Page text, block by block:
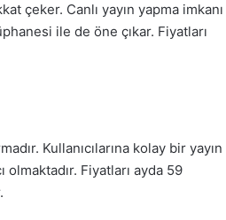
çeker. Canlı yayın yapma imkanı
ile de öne çıkar. Fiyatları
Kullanıcılarına kolay bir yayın
olmaktadır. Fiyatları ayda 59